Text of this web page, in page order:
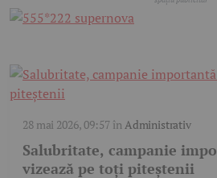
28 mai 2026, 09:57în Administrativ
Salubritate, campanie
vizează pe toți piteștenii